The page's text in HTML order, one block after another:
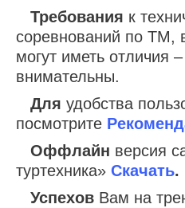
Требования к
соревнований по ТМ,
могут иметь отличия –
внимательны.
Для удобства
посмотрите
Оффлайн версия
туртехника» Скачать.
Успехов Вам на